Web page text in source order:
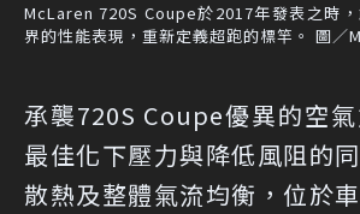
McLaren 720S Coupe於2017年發表之時
界的性能表現，重新定義超跑的標竿。 圖／
承襲720S Coupe優異的空
最佳化下壓力與降低風阻的
散熱及整體氣流均衡，位於